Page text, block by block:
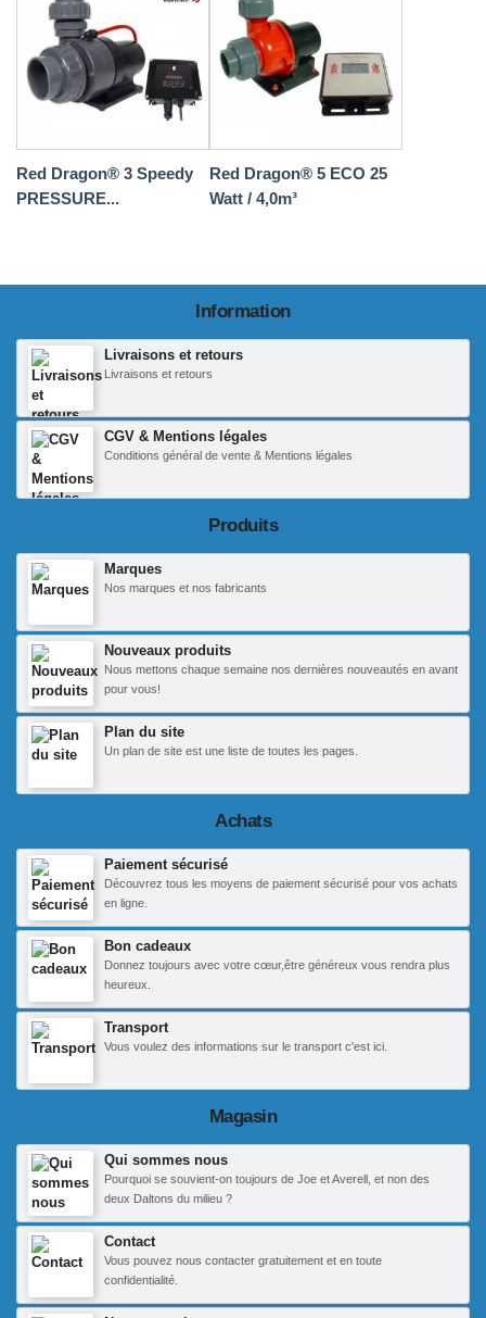
Red Dragon® 3 Speedy
PRESSURE...
Red Dragon® 5 ECO 25
Watt / 4,0m³
Information
Livraisons et retours
Livraisons et retours
CGV & Mentions légales
Conditions général de vente & Mentions légales
Produits
Marques
Nos marques et nos fabricants
Nouveaux produits
Nous mettons chaque semaine nos dernières nouveautés en avant
pour vous!
Plan du site
Un plan de site est une liste de toutes les pages.
Achats
Paiement sécurisé
Découvrez tous les moyens de paiement sécurisé pour vos achats
en ligne.
Bon cadeaux
Donnez toujours avec votre cœur,être généreux vous rendra plus
heureux.
Transport
Vous voulez des informations sur le transport c'est ici.
Magasin
Qui sommes nous
Pourquoi se souvient-on toujours de Joe et Averell, et non des
deux Daltons du milieu ?
Contact
Vous pouvez nous contacter gratuitement et en toute
confidentialité.